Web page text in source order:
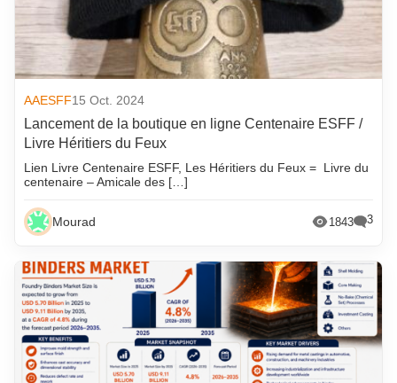
AAESFF15 Oct. 2024
Lancement de la boutique en ligne Centenaire ESFF /
Livre Héritiers du Feux
Lien Livre Centenaire ESFF, Les Héritiers du Feux = Livre du
centenaire – Amicale des […]
Mourad 1843 3